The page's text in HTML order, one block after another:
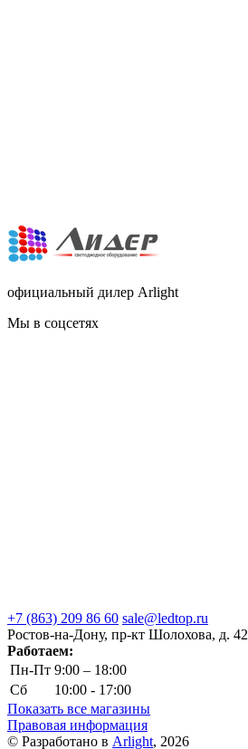
официальный дилер Arlight
Мы в соцсетях
+7 (863) 209 86 60 sale@ledtop.ru
Ростов-на-Дону, пр-кт Шолохова, д. 42
Работаем:
Пн-Пт 9:00 – 18:00
Сб
10:00 - 17:00
Показать все магазины
Правовая информация
© Разработано в Arlight, 2026